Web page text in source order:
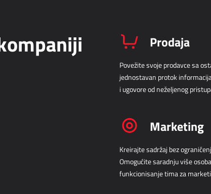
Prodaja
Povežite svoje prodavce sa
jednostavan protok
i ugovore od neželjenog
Marketing
Kreirajte sadržaj bez
Omogućite saradnju više
funkcionisanje tima za